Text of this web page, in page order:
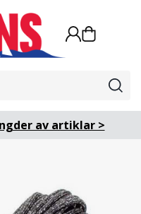
av artiklar >